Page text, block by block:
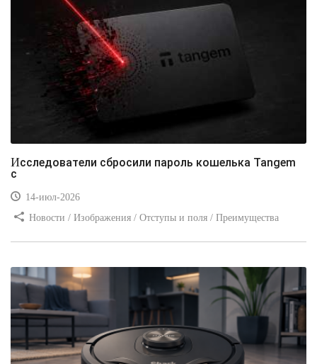
Исследователи сбросили пароль кошелька Tangem
с
14-июл-2026
Новости / Изображения / Отступы и поля / Преимущества